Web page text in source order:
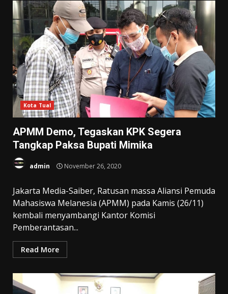
Kota Tual
APMM Demo, Tegaskan KPK Segera
Tangkap Paksa Bupati Mimika
admin November 26, 2020
Jakarta Media-Saiber, Ratusan massa Aliansi Pemuda
Mahasiswa Melanesia (APMM) pada Kamis (26/11)
kembali menyambangi Kantor Komisi
Pemberantasan...
Read More